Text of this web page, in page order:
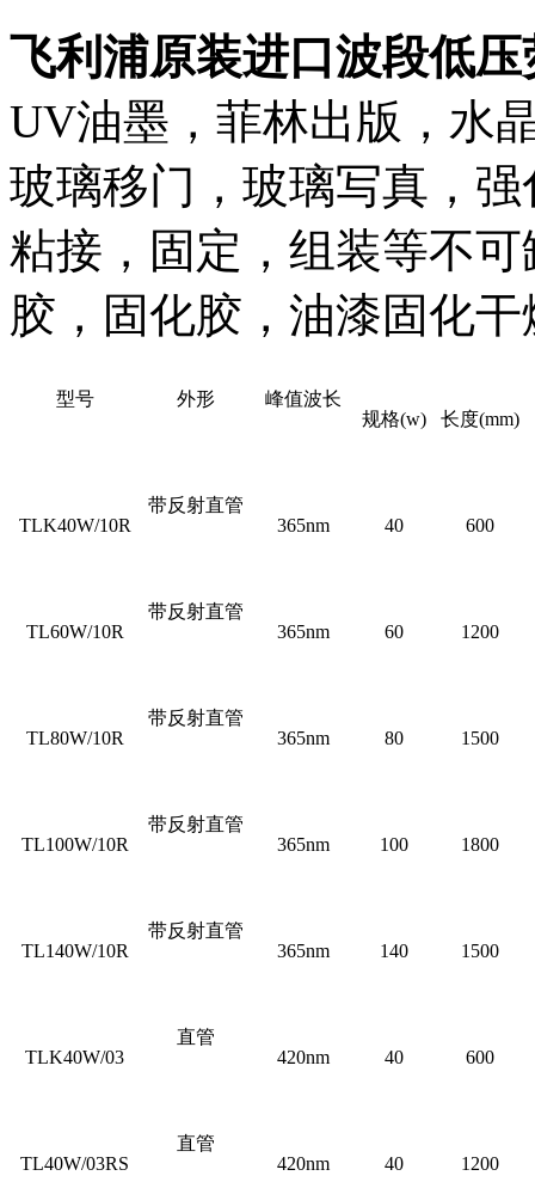
飞利浦原装进口波段低
UV油墨，菲林出版，水
玻璃移门，玻璃写真，
粘接，固定，组装等不
胶，固化胶，油漆固化
型号 外形
峰值波长
规格(w)
长度(mm)
TLK40W/10R
带反射直管
365nm
40 600
TL60W/10R
带反射直管
365nm
60 1200
TL80W/10R
带反射直管
365nm
80 1500
TL100W/10R
带反射直管
365nm
100 1800
TL140W/10R
带反射直管
365nm
140 1500
TLK40W/03
直管
420nm
40 600
TL40W/03RS
直管
420nm
40 1200